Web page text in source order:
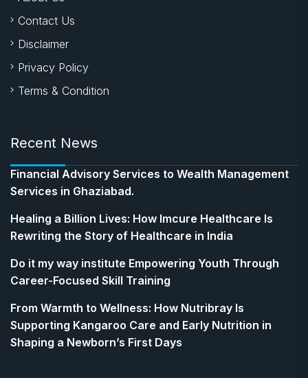
Contact Us
Disclaimer
Privacy Policy
Terms & Condition
Recent News
Financial Advisory Services to Wealth Management
Services in Ghaziabad.
Healing a Billion Lives: How Imcure Healthcare Is
Rewriting the Story of Healthcare in India
Do it my way institute Empowering Youth Through
Career-Focused Skill Training
From Warmth to Wellness: How Nutribray Is
Supporting Kangaroo Care and Early Nutrition in
Shaping a Newborn’s First Days